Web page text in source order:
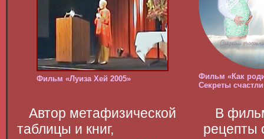
Фильм «Луиза Хей 2005»
Фильм «Как
Секреты
Автор метафизической
таблицы и книг,
В
рецепты